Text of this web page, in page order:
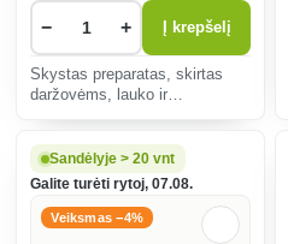
− + Į krepšelį
Skystas preparatas, skirtas
daržovėms, lauko ir
siekiant padidinti augalų
atsparumą.
Sandėlyje > 20 vnt
Galite turėti rytoj, 07.08.
Veiksmas −4%